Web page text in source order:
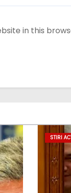
in this
STIRI